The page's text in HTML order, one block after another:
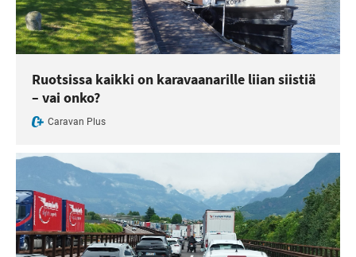
Ruotsissa kaikki on karavaanarille liian siistiä
– vai onko?
Caravan Plus